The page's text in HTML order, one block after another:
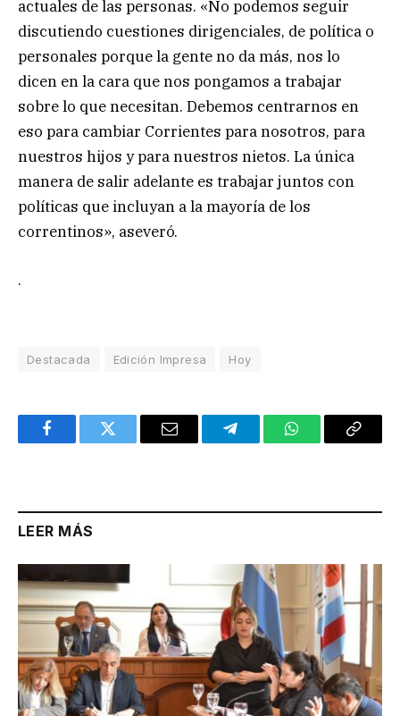
actuales de las personas. «No podemos seguir
discutiendo cuestiones dirigenciales, de política o
personales porque la gente no da más, nos lo
dicen en la cara que nos pongamos a trabajar
sobre lo que necesitan. Debemos centrarnos en
eso para cambiar Corrientes para nosotros, para
nuestros hijos y para nuestros nietos. La única
manera de salir adelante es trabajar juntos con
políticas que incluyan a la mayoría de los
correntinos», aseveró.
.
Destacada Edición Impresa Hoy
FacebookTwitter Email TelegramWhatsAppCopy
LEER MÁS